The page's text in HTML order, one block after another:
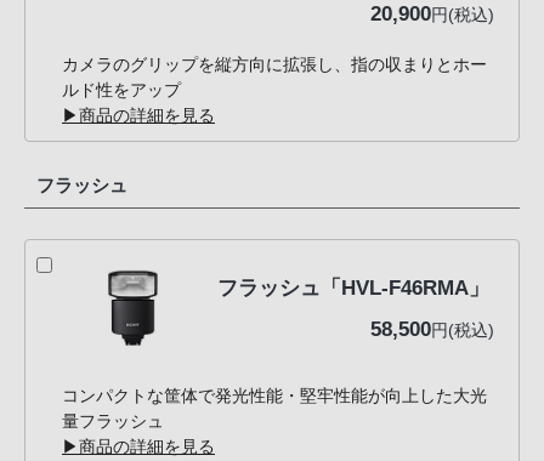
20,900円(税込)
カメラのグリップを縦方向に拡張し、指の収まりとホー
ルド性をアップ
▶商品の詳細を見る
フラッシュ
フラッシュ「HVL-F46RMA」
58,500円(税込)
コンパクトな筐体で発光性能・堅牢性能が向上した大光
量フラッシュ
▶商品の詳細を見る